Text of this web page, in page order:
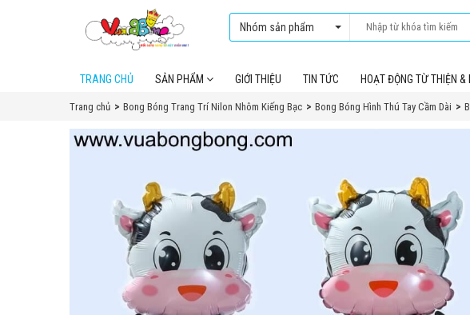
Nhóm sản phẩm
TRANG CHỦ SẢN PHẨM GIỚI THIỆU TIN TỨC HOẠT ĐỘNG TỪ THIỆN &
Trang chủ Bong Bóng Trang Trí Nilon Nhôm Kiếng Bạc Bong Bóng Hình Thú Tay Cầm Dài